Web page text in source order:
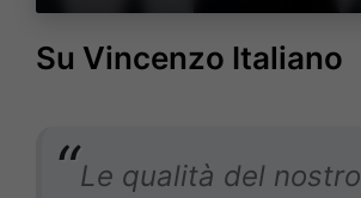
Su Vincenzo Italiano
Le qualità del nostro